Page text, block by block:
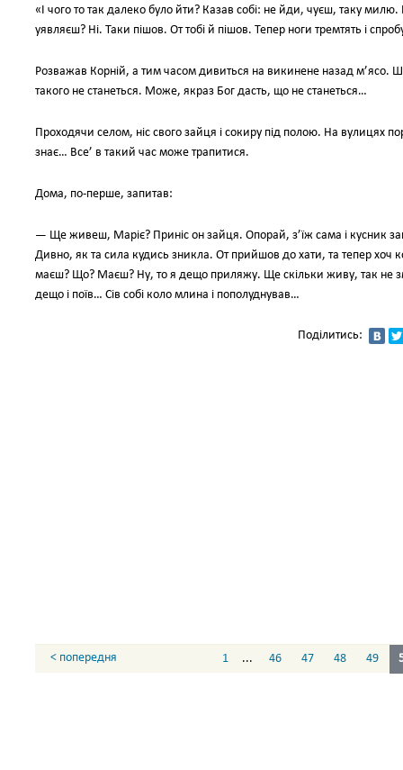
«І чого то так далеко було йти? Казав собі: не йди, чуєш, таку
уявляєш? Ні. Таки пішов. От тобі й пішов. Тепер ноги тремтять і
Розважав Корній, а тим часом дивиться на викинене назад м’ясо.
такого не станеться. Може, якраз Бог дасть, що не станеться…
Проходячи селом, ніс свого зайця і сокиру під полою. На вулицях
знає… Все’ в такий час може трапитися.
Дома, по-перше, запитав:
— Ще живеш, Маріє? Приніс он зайця. Опорай, з’їж сама і кусник
Дивно, як та сила кудись зникла. От прийшов до хати, та тепер хоч
маєш? Що? Маєш? Ну, то я дещо приляжу. Ще скільки живу, так не
дещо і поїв… Сів собі коло млина і пополуднував…
Поділитись:
< попередня 1 ... 46 47 48 49